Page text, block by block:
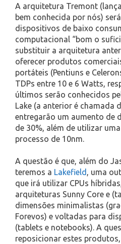
A arquitetura Tremont
bem conhecida por nós)
dispositivos de baixo
computacional “bom o
substituir a arquitetura
oferecer produtos
portáteis (Pentiuns e
TDPs entre 10 e 6 Watts,
últimos serão conhecidos
Lake (a anterior é chamada
entregarão um aumento de
de 30%, além de utilizar
processo de 10nm.
A questão é que, além do
teremos a Lakefield , uma
que irá utilizar CPUs
arquiteturas Sunny Core e
dimensões minimalistas
Forevos) e voltadas para
(tablets e notebooks). A
reposicionar estes produtos,